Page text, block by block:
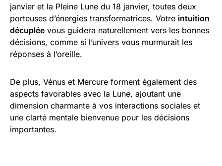
janvier et la Pleine Lune du 18 janvier, toutes deux
porteuses d’énergies transformatrices. Votre intuition
décuplée vous guidera naturellement vers les bonnes
décisions, comme si l’univers vous murmurait les
réponses à l’oreille.
De plus, Vénus et Mercure forment également des
aspects favorables avec la Lune, ajoutant une
dimension charmante à vos interactions sociales et
une clarté mentale bienvenue pour les décisions
importantes.